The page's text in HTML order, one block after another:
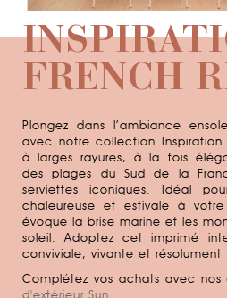
FRENCH
Plongez dans l’ambiance
avec notre collection Inspiration
à larges rayures, à la fois
des plages du Sud de la
serviettes iconiques. Idéal
chaleureuse et estivale à votre
évoque la brise marine et les
soleil. Adoptez cet imprimé
conviviale, vivante et
Complétez vos achats avec nos
d'extérieur Sun